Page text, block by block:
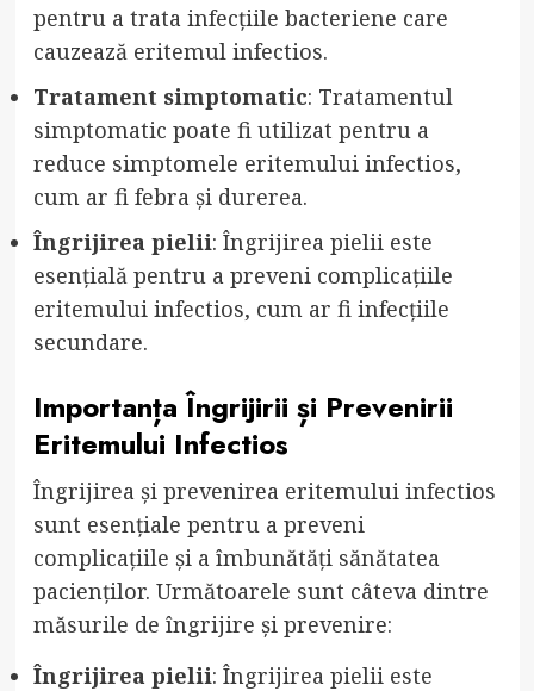
pentru a trata infecțiile bacteriene care
cauzează eritemul infectios.
Tratament simptomatic: Tratamentul
simptomatic poate fi utilizat pentru a
reduce simptomele eritemului infectios,
cum ar fi febra și durerea.
Îngrijirea pielii: Îngrijirea pielii este
esențială pentru a preveni complicațiile
eritemului infectios, cum ar fi infecțiile
secundare.
Importanța Îngrijirii și Prevenirii
Eritemului Infectios
Îngrijirea și prevenirea eritemului infectios
sunt esențiale pentru a preveni
complicațiile și a îmbunătăți sănătatea
pacienților. Următoarele sunt câteva dintre
măsurile de îngrijire și prevenire:
Îngrijirea pielii: Îngrijirea pielii este